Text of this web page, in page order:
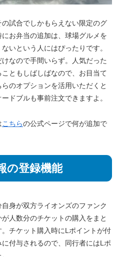
試合でしかもらえない限定のグ
お弁当の追加は、球場グルメを
いという人にはぴったりです。
なので手間いらず。人気だった
ともしばしばなので、お目当て
のオプションを活用いただくと
ドブルも事前注文できますよ。
こちらの公式ページで何が追加で
の登録機能
身が双方ライオンズのファンク
人数分のチケットの購入をまと
チケット購入時にLポイントが付
付与されるので、同行者にはLポ